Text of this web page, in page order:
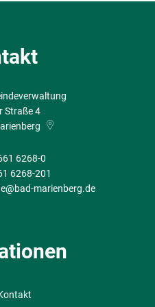
Straße 4
6268-0
6268-201
marienberg.de